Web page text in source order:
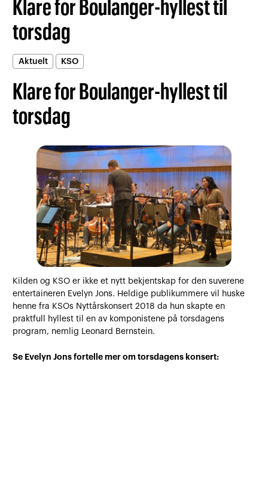
Klare for Boulanger-hyllest til
torsdag
Aktuelt KSO
Klare for Boulanger-hyllest til
torsdag
Kilden og KSO er ikke et nytt bekjentskap for den suverene
entertaineren Evelyn Jons. Heldige publikummere vil huske
henne fra KSOs Nyttårskonsert 2018 da hun skapte en
praktfull hyllest til en av komponistene på torsdagens
program, nemlig Leonard Bernstein.
Se Evelyn Jons fortelle mer om torsdagens konsert: